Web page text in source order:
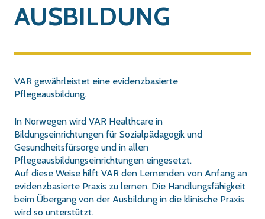
AUSBILDUNG
VAR gewährleistet eine evidenzbasierte
Pflegeausbildung.
In Norwegen wird VAR Healthcare in
Bildungseinrichtungen für Sozialpädagogik und
Gesundheitsfürsorge und in allen
Pflegeausbildungseinrichtungen eingesetzt.
Auf diese Weise hilft VAR den Lernenden von Anfang an
evidenzbasierte Praxis zu lernen. Die Handlungsfähigkeit
beim Übergang von der Ausbildung in die klinische Praxis
wird so unterstützt.